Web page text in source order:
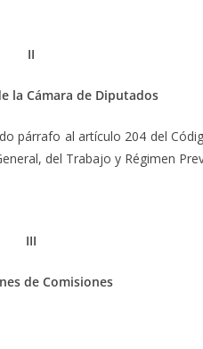
II
la Cámara de Diputados
párrafo al artículo 204 del
del Trabajo y Régimen
III
de Comisiones